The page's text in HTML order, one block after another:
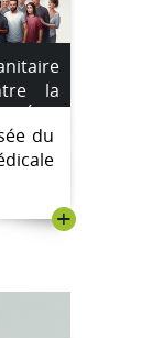
la
d’État
du
+